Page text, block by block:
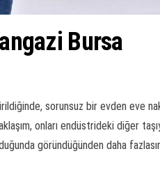
Bursa
sorunsuz bir evden eve
onları endüstrideki diğer
göründüğünden daha